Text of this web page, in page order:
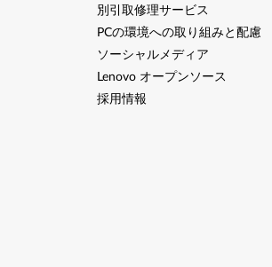
別引取修理サービス
PCの環境への取り組みと配慮
ソーシャルメディア
Lenovo オープンソース
採用情報